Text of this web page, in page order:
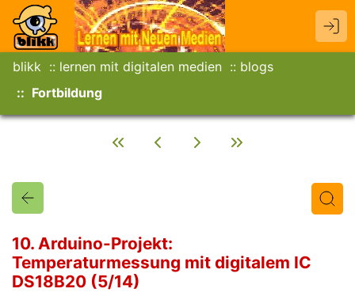
blikk lernen mit digitalen medien
blogs
Fortbildung
Titel Text Autor/in
10. Arduino-Projekt:
Temperaturmessung mit digitalem IC
DS18B20 (5/14)